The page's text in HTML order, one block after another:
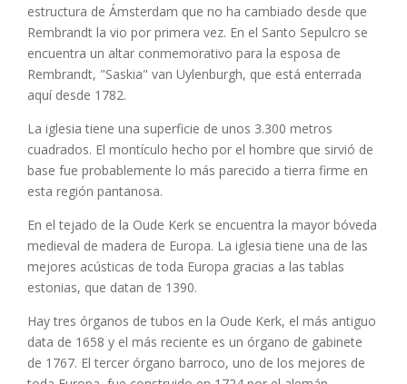
estructura de Ámsterdam que no ha cambiado desde que
Rembrandt la vio por primera vez. En el Santo Sepulcro se
encuentra un altar conmemorativo para la esposa de
Rembrandt, "Saskia" van Uylenburgh, que está enterrada
aquí desde 1782.
La iglesia tiene una superficie de unos 3.300 metros
cuadrados. El montículo hecho por el hombre que sirvió de
base fue probablemente lo más parecido a tierra firme en
esta región pantanosa.
En el tejado de la Oude Kerk se encuentra la mayor bóveda
medieval de madera de Europa. La iglesia tiene una de las
mejores acústicas de toda Europa gracias a las tablas
estonias, que datan de 1390.
Hay tres órganos de tubos en la Oude Kerk, el más antiguo
data de 1658 y el más reciente es un órgano de gabinete
de 1767. El tercer órgano barroco, uno de los mejores de